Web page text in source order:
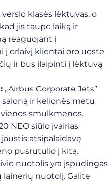
verslo klasės lėktuvas, o
jis taupo laiką ir
reaguojant į
į orlaivį klientai oro uoste
ir bus įlaipinti į lėktuvą
„Airbus Corporate Jets”
ir kelionės metu
smulkmenos.
NEO siūlo įvairias
atsipalaidavę
pusrutulio į kitą.
nuotolis yra įspūdingas
lainerių nuotolį. Galite